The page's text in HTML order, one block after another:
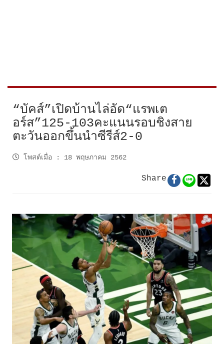
“บัคส์”เปิดบ้านไล่อัด“แรพเต
อร์ส”125-103คะแนนรอบชิงสาย
ตะวันออกขึ้นนำซีรีส์2-0
โพสต์เมื่อ : 18 พฤษภาคม 2562
Share